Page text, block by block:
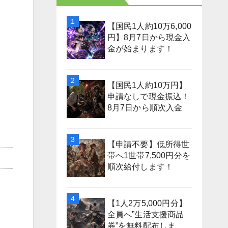
【国民1人約10万6,000
円】8月7日から現金入
金が始まります！
【国民1人約10万円】
申請なしで現金振込！
8月7日から順次入金
【申請不要】低所得世
帯へ1世帯7,500円分を
順次給付します！
【1人2万5,000円分】
全員へ”生活支援商品
券”を無料配布しま